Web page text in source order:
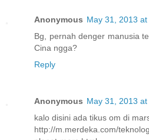
Anonymous May 31, 2013 at
Bg, pernah denger manusia
Cina ngga?
Reply
Anonymous May 31, 2013 at
kalo disini ada tikus om di
http://m.merdeka.com/